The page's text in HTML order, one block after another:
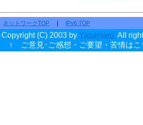
ネットワークTOP IPv6 TOP
Copyright (C) 2003 by Yasumaro. All
↑ ご意見･ご感想・ご要望・苦情はこ